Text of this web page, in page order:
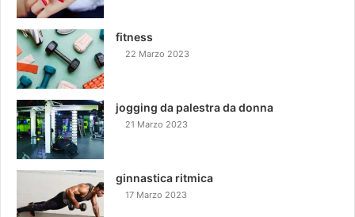
fitness
22 Marzo 2023
jogging da palestra da donna
21 Marzo 2023
ginnastica ritmica
17 Marzo 2023